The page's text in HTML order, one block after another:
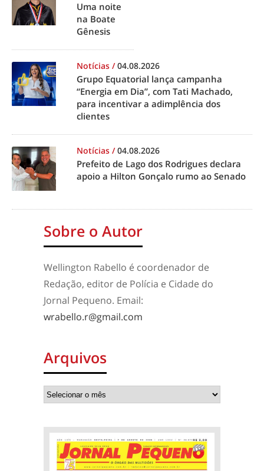
Uma noite
na Boate
Gênesis
Notícias /04.08.2026
Grupo Equatorial lança campanha
“Energia em Dia”, com Tati Machado,
para incentivar a adimplência dos
clientes
Notícias /04.08.2026
Prefeito de Lago dos Rodrigues declara
apoio a Hilton Gonçalo rumo ao Senado
Sobre o Autor
Wellington Rabello é coordenador de
Redação, editor de Polícia e Cidade do
Jornal Pequeno. Email:
wrabello.r@gmail.com
Arquivos